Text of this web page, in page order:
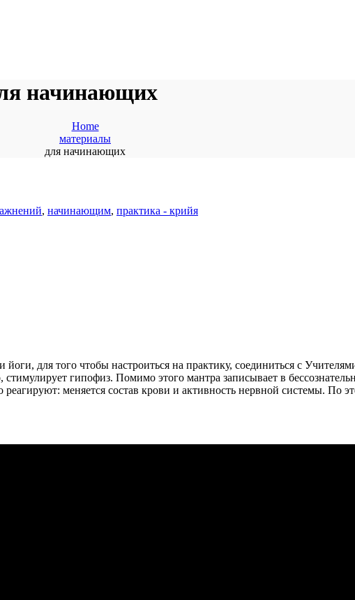
начинающих
Home
материалы
для начинающих
, начинающим, практика - крийя
для того чтобы настроиться на практику, соединиться с
гипофиз. Помимо этого мантра записывает в
меняется состав крови и активность нервной системы. По